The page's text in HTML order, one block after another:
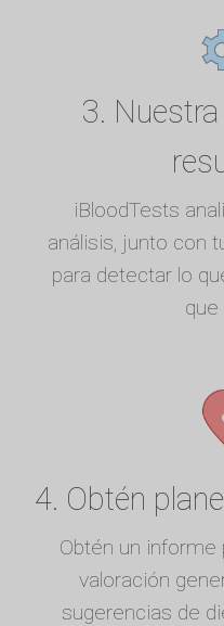
3.
iBloodTests
análisis, junto con
para detectar lo
que
4. Obtén
Obtén un informe
valoración
sugerencias de